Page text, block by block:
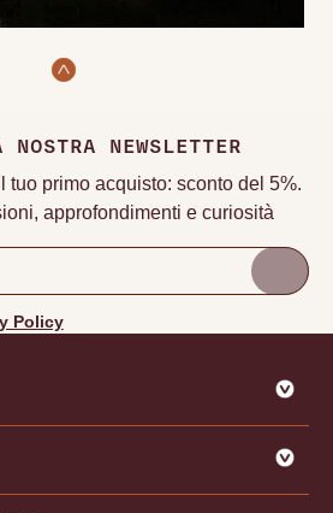
NEWSLETTER
tuo primo acquisto: sconto del 5%.
approfondimenti e curiosità
Policy